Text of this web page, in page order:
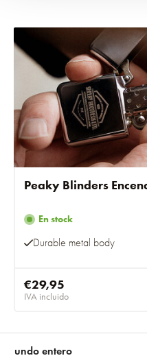
Peaky Blinders
En stock
Durable metal body
€29,95
IVA incluido
mundo entero